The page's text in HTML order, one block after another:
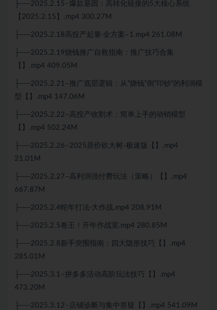
├──2025.2.15–爆款基因：高转化链接的5大核心系统
【2025.2.15】.mp4 300.27M
├──2025.2.18高投产起量·全方案–1.mp4 261.08M
├──2025.2.19烧钱推广自救指南：推广技巧合集
【】.mp4 409.05M
├──2025.2.21–推广底层逻辑：从“烧钱”倒“印钞”的利润模
型【】.mp4 147.06M
├──2025.2.22–高投产收割术：简单上手的动销模型
【】.mp4 502.24M
├──2025.2.26–2025原价砍大树-极速版【】.mp4
21.01M
├──2025.2.27–高利润强付费玩法（策略）【】.mp4
667.87M
├──2025.2.4蛇年打法·大作战.mp4 208.91M
├──2025.2.5卷王！开年作战室.mp4 280.85M
├──2025.2.8新手突围指南：四大隐形技巧【】.mp4
285.01M
├──2025.3.1–拼多多活动高阶玩法技巧【】.mp4
473.20M
├──2025.3.12–店铺诊断与集中答疑【】.mp4 541.09M